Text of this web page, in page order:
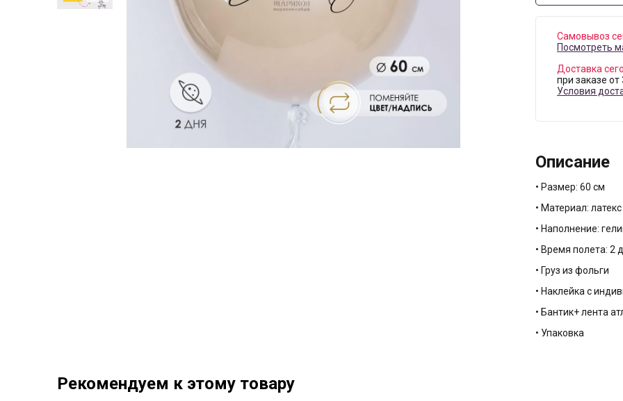
Самовывоз
Посмотреть
Доставка
при заказе
Условия
Описание
• Размер: 60 см
• Материал:
• Наполнение:
• Время полета: 2
• Груз из фольги
• Наклейка с
• Бантик+ лента
• Упаковка
Рекомендуем к этому товару